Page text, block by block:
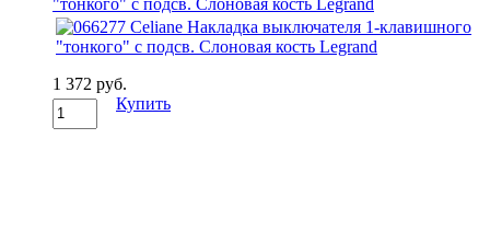
1 372 руб.
Купить